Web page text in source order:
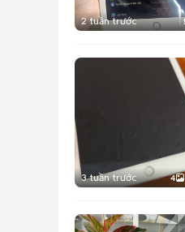
2 tuần trước
3 tuần trước 4